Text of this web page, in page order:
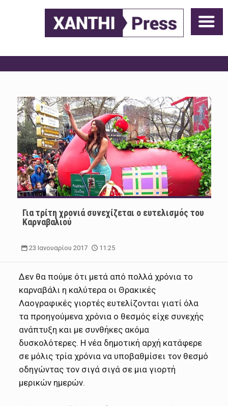
Για τρίτη χρονιά συνεχίζεται ο ευτελισμός του
Καρναβαλιού
23 Ιανουαρίου 2017 11:25
Δεν θα πούμε ότι μετά από πολλά χρόνια το
καρναβάλι η καλύτερα οι Θρακικές
Λαογραφικές γιορτές ευτελίζονται γιατί όλα
τα προηγούμενα χρόνια ο θεσμός είχε συνεχής
ανάπτυξη και με συνθήκες ακόμα
δυσκολότερες. Η νέα δημοτική αρχή κατάφερε
σε μόλις τρία χρόνια να υποβαθμίσει τον θεσμό
οδηγώντας τον σιγά σιγά σε μια γιορτή
μερικών ημερών.